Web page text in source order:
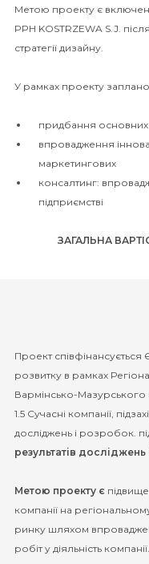
Метою проекту є
PPH KOSTRZEWA S.J.
стратегії дизайну.
У рамках проекту
придбання основних
впровадження
маркетингових
консалтинг:
підприємстві
ЗАГАЛЬНА
Проект
розвитку в рамках
Вармінсько-Мазурського
1.5 Сучасні компанії,
досліджень і розробок.
результатів
Метою проекту є
компанії на
ринку шляхом
робіт у діяльність компанії.